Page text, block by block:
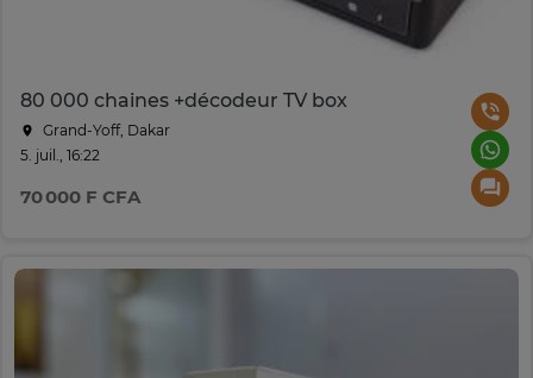
80 000 chaines +décodeur TV box
Grand-Yoff, Dakar
5. juil., 16:22
70 000 F CFA